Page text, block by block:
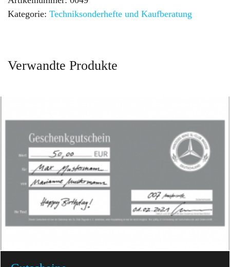
Kategorie: Technik­sonderhefte und Kaufberatung
Verwandte Produkte